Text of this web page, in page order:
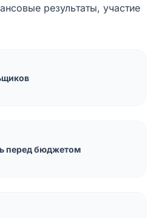
результаты, участие
перед бюджетом